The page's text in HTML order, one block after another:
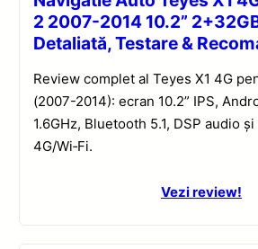
2 2007-2014 10.2”
Detaliată, Testare &
Review complet al Teyes X1 4G
(2007-2014): ecran 10.2” IPS,
1.6GHz, Bluetooth 5.1, DSP audio
4G/Wi‑Fi.
Vezi review!